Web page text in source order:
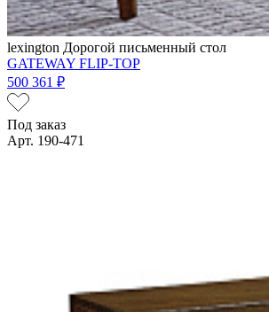
lexington Дорогой письменный стол
GATEWAY FLIP-TOP
500 361 ₽
Под заказ
Арт. 190-471